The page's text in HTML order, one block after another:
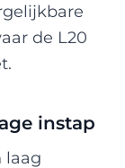
de L20
instap
laag